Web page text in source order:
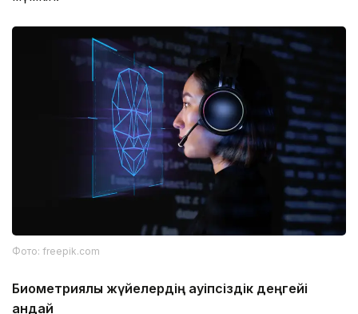
Фото: freepik.com
Биометриялық жүйелердің қауіпсіздік деңгейі
қандай